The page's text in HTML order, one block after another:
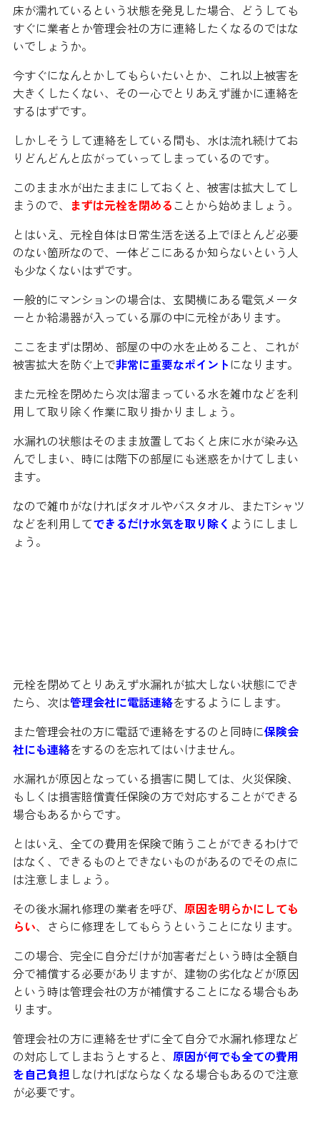
床が濡れているという状態を発見した場合、どうしても
すぐに業者とか管理会社の方に連絡したくなるのではな
いでしょうか。
今すぐになんとかしてもらいたいとか、これ以上被害を
大きくしたくない、その一心でとりあえず誰かに連絡を
するはずです。
しかしそうして連絡をしている間も、水は流れ続けてお
りどんどんと広がっていってしまっているのです。
このまま水が出たままにしておくと、被害は拡大してし
まうので、
まずは元栓を閉めることから始めましょう。
とはいえ、元栓自体は日常生活を送る上でほとんど必要
のない箇所なので、一体どこにあるか知らないという人
も少なくないはずです。
一般的にマンションの場合は、玄関横にある電気メータ
ーとか給湯器が入っている扉の中に元栓があります。
ここをまずは閉め、部屋の中の水を止めること、これが
被害拡大を防ぐ上で非常に重要なポイントになります。
また元栓を閉めたら次は溜まっている水を雑巾などを利
用して取り除く作業に取り掛かりましょう。
水漏れの状態はそのまま放置しておくと床に水が染み込
んでしまい、時には階下の部屋にも迷惑をかけてしまい
ます。
なので雑巾がなければタオルやバスタオル、またTシャツ
などを利用してできるだけ水気を取り除く ようにしまし
ょう。
元栓を閉めてとりあえず水漏れが拡大しない状態にでき
たら、次は管理会社に電話連絡をするようにします。
また管理会社の方に電話で連絡をするのと同時に保険会
社にも連絡をするのを忘れてはいけません。
水漏れが原因となっている損害に関しては、火災保険、
もしくは損害賠償責任保険の方で対応することができる
場合もあるからです。
とはいえ、全ての費用を保険で賄うことができるわけで
はなく、できるものとできないものがあるのでその点に
は注意しましょう。
その後水漏れ修理の業者を呼び、 原因を明らかにしても
らい、さらに修理をしてもらうということになります。
この場合、完全に自分だけが加害者だという時は全額自
分で補償する必要がありますが、建物の劣化などが原因
という時は管理会社の方が補償することになる場合もあ
ります。
管理会社の方に連絡をせずに全て自分で水漏れ修理など
の対応してしまおうとすると、 原因が何でも全ての費用
を自己負担 しなければならなくなる場合もあるので注意
が必要です。